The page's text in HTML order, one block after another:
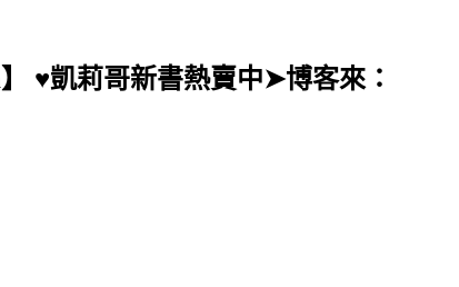
♥凱莉哥新書熱賣中➤博客來：